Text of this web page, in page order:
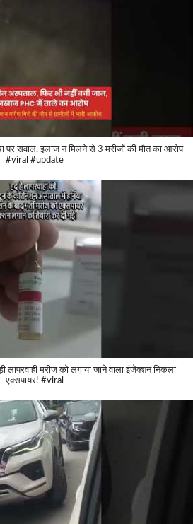
पर सवाल, इलाज न मिलने से 3 मरीजों की मौत का आरोप
#viral #update
लापरवाही मरीज को लगाया जाने वाला इंजेक्शन निकला
एक्सपायर! #viral